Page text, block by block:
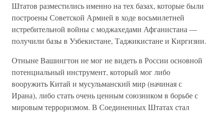
Штатов разместились именно на тех базах, которые были
построены Советской Армией в ходе восьмилетней
истребительной войны с моджахедами Афганистана —
получили базы в Узбекистане, Таджикистане и Киргизии.
Отныне Вашингтон не мог не видеть в России основной
потенциальный инструмент, который мог либо
вооружить Китай и мусульманский мир (начиная с
Ирана), либо стать очень ценным союзником в борьбе с
мировым терроризмом. В Соединенных Штатах стал